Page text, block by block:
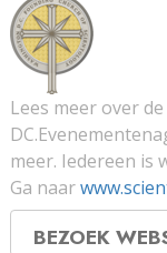
Lees meer over
meer. Iedereen is
Ga naar
BEZOEK